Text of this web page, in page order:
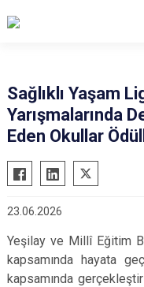
Sağlıklı Yaşam
Yarışmalarında
Eden Okullar
23.06.2026
Yeşilay ve Millî Eğitim
kapsamında hayata
kapsamında